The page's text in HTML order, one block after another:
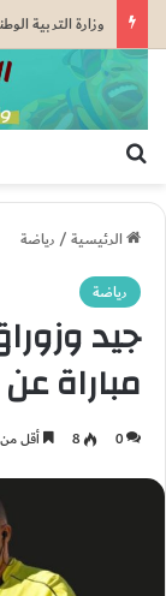
الرئيسية/رياضة
رياضة
جيد
مباراة
0
8 أقل